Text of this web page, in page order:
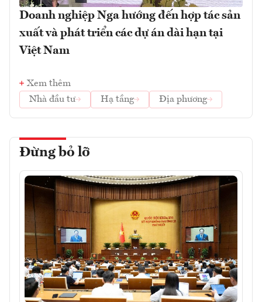
Doanh nghiệp Nga hướng đến hợp tác sản
xuất và phát triển các dự án dài hạn tại
Việt Nam
Xem thêm
Nhà đầu tư
Hạ tầng Địa phương
Đừng bỏ lỡ